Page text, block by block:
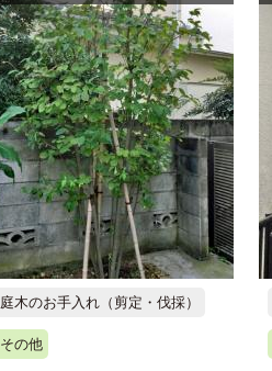
庭木のお手入れ（剪定・伐採）
その他